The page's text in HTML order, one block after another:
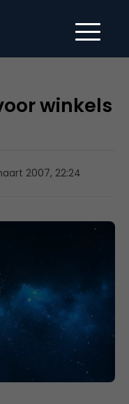
winkels
2007, 22:24